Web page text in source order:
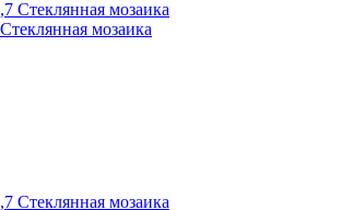
мозаика